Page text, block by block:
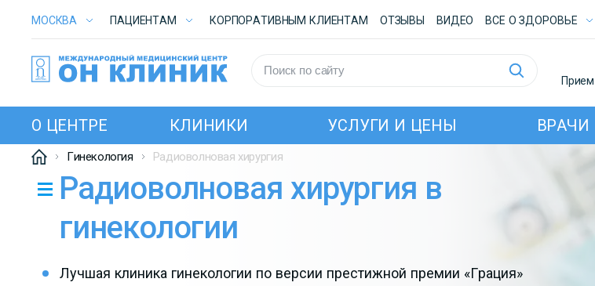
МОСКВА ПАЦИЕНТАМ КОРПОРАТИВНЫМ КЛИЕНТАМ ОТЗЫВЫ ВИДЕО ВСE О ЗДОРОВЬЕ
О ЦЕНТРЕ КЛИНИКИ УСЛУГИ И ЦЕНЫ ВРАЧИ
Гинекология Радиоволновая хирургия
Радиоволновая хирургия в
гинекологии
Лучшая клиника гинекологии по версии престижной премии «Грация»